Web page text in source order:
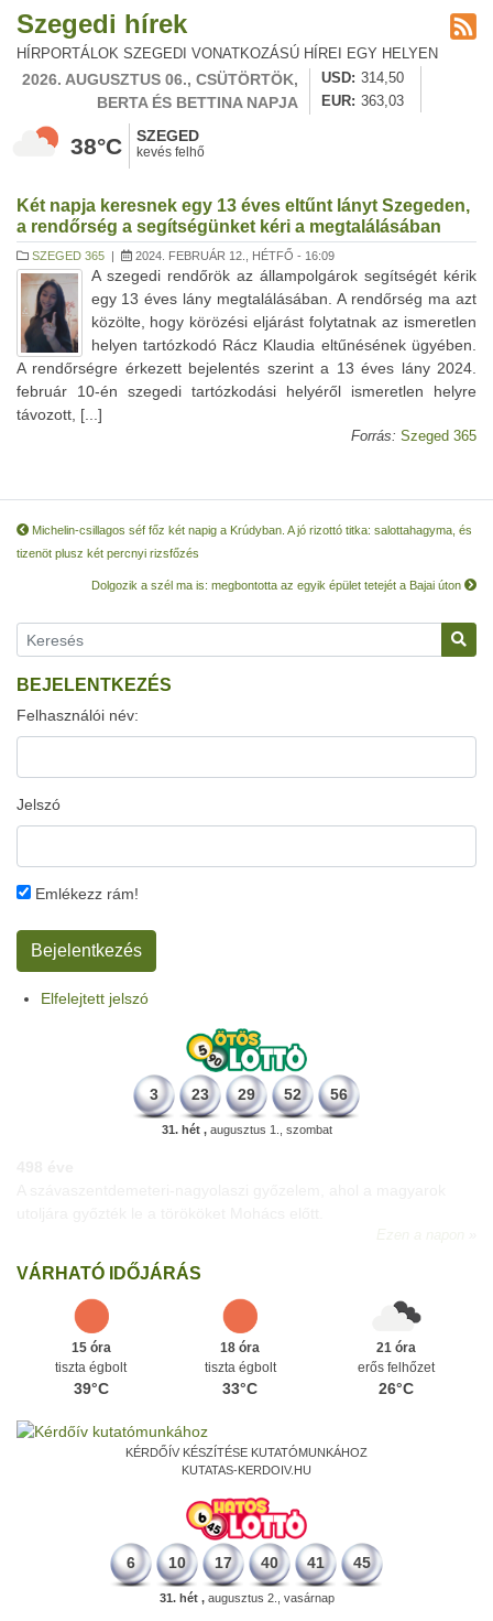
Szegedi hírek
HÍRPORTÁLOK SZEGEDI VONATKOZÁSÚ HÍREI EGY HELYEN
2026. AUGUSZTUS 06., CSÜTÖRTÖK,
BERTA ÉS BETTINA NAPJA
USD
314,50
EUR
363,03
38°C SZEGED
kevés felhő
Két napja keresnek egy 13 éves eltűnt lányt Szegeden,
a rendőrség a segítségünket kéri a megtalálásában
SZEGED 365 | 2024. FEBRUÁR 12., HÉTFŐ - 16:09
A szegedi rendőrök az állampolgárok segítségét kérik
egy 13 éves lány megtalálásában. A rendőrség ma azt
közölte, hogy körözési eljárást folytatnak az ismeretlen
helyen tartózkodó Rácz Klaudia eltűnésének ügyében.
A rendőrségre érkezett bejelentés szerint a 13 éves lány 2024.
február 10-én szegedi tartózkodási helyéről ismeretlen helyre
távozott, [...]
Forrás: Szeged 365
Michelin-csillagos séf főz két napig a Krúdyban. A jó rizottó titka: salottahagyma, és
tizenöt plusz két percnyi rizsfőzés
Dolgozik a szél ma is: megbontotta az egyik épület tetejét a Bajai úton
BEJELENTKEZÉS
Felhasználói név:
Jelszó
Emlékezz rám!
Elfelejtett jelszó
3 23 29 52 56
31. hét ,augusztus 1., szombat
VÁRHATÓ IDŐJÁRÁS
15 óra
tiszta égbolt
39°C
18 óra
tiszta égbolt
33°C
21 óra
erős felhőzet
26°C
KÉRDŐÍV KÉSZÍTÉSE KUTATÓMUNKÁHOZ
KUTATAS-KERDOIV.HU
6 10 17 40 41 45
31. hét ,augusztus 2., vasárnap